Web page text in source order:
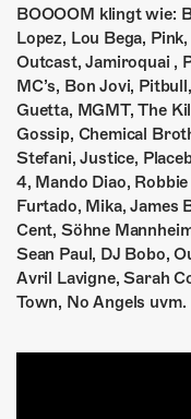
BOOOOM klingt wie:
Lopez, Lou Bega,
Outcast, Jamiroquai ,
MC’s, Bon Jovi,
Guetta, MGMT, The
Gossip, Chemical
Stefani, Justice,
4, Mando Diao,
Furtado, Mika, James
Cent, Söhne
Sean Paul, DJ Bobo,
Avril Lavigne, Sarah
Town, No Angels uvm.